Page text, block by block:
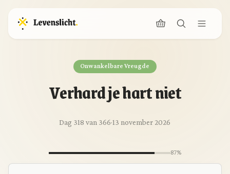
Onwankelbare Vreugde
Verhard je hart niet
Dag 318 van 366·13 november 2026
87%